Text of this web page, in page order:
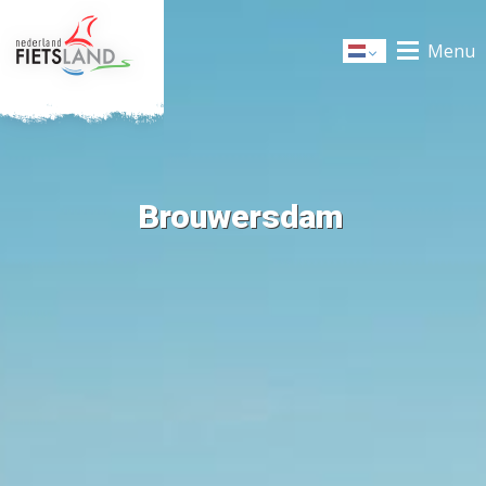
Dutch Menu
Brouwersdam